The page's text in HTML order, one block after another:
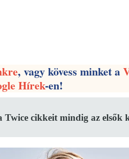
, vagy kövess minket a
Hírek-en!
Twice cikkeit mindig az elsők